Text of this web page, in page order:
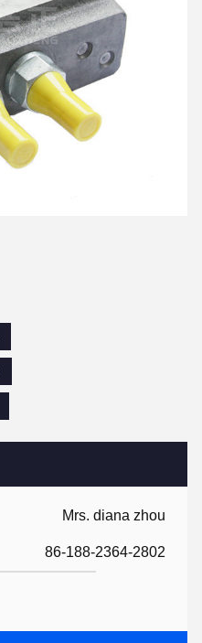
Mrs. diana zhou
86-188-2364-2802